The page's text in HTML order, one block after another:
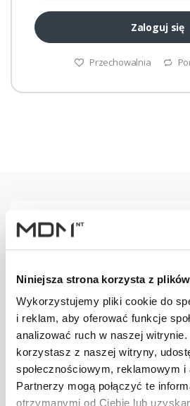
Niniejsza strona korzysta z
Wykorzystujemy pliki cookie do
i reklam, aby oferować funkcje
analizować ruch w naszej
korzystasz z naszej witryny,
społecznościowym, reklamowym i
Partnerzy mogą połączyć te
otrzymanymi od Ciebie lub
Zaloguj się
Przechowalnia
Warianty
Uchwyt bala
przeciwśn. S
brązowy